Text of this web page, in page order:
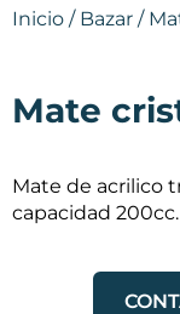
Inicio / Bazar /
Mate
Mate de acrilico
capacidad 200cc.